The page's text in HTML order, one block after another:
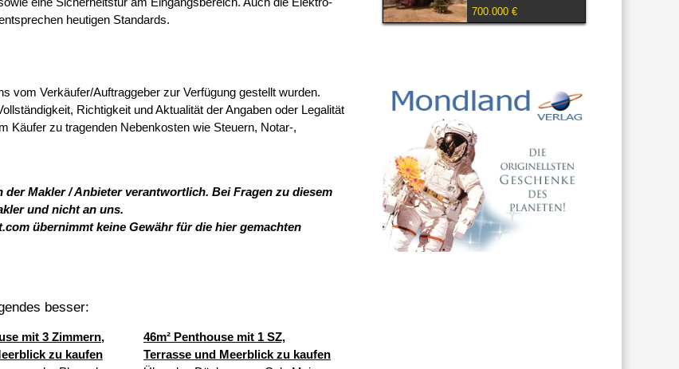
heutigen Standards.
vom Verkäufer/Auftraggeber zur Verfügung gestellt wurden.
Richtigkeit und Aktualität der Angaben oder Legalität
Käufer zu tragenden Nebenkosten wie Steuern, Notar-,
Makler / Anbieter verantwortlich. Bei Fragen zu diesem
und nicht an uns.
übernimmt keine Gewähr für die hier gemachten
besser:
mit 3 Zimmern,
zu kaufen
46m² Penthouse mit 1 SZ,
Terrasse und Meerblick zu kaufen
700.000 €